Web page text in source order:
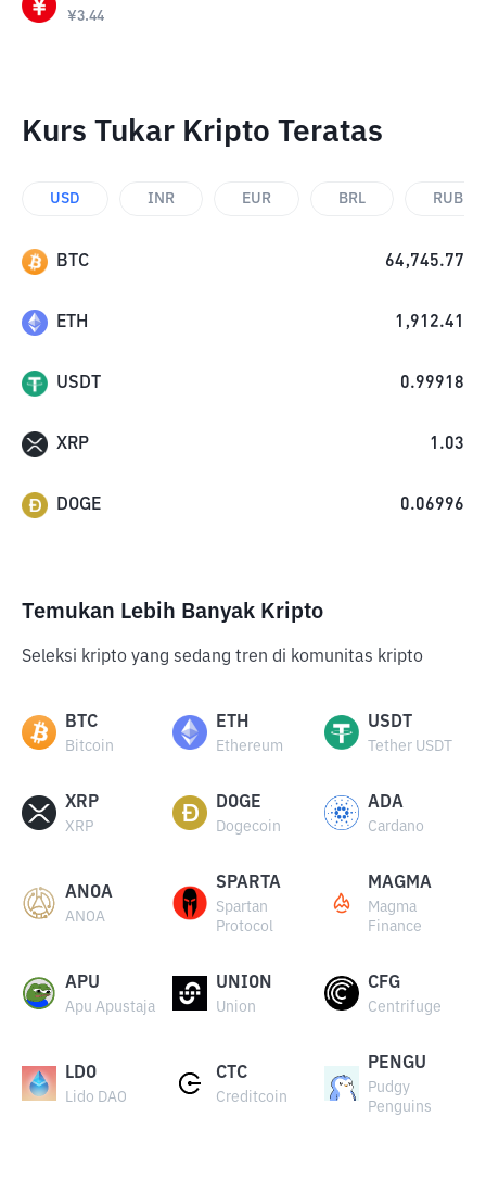
¥3.44
Kurs Tukar Kripto Teratas
USD INR EUR BRL RUB
BTC 64,745.77
ETH 1,912.41
USDT 0.99918
XRP 1.03
DOGE 0.06996
Temukan Lebih Banyak Kripto
Seleksi kripto yang sedang tren di komunitas kripto
BTC
Bitcoin
ETH
Ethereum
USDT
Tether USDT
XRP
XRP
DOGE
Dogecoin
ADA
Cardano
ANOA
ANOA
SPARTA
Spartan
Protocol
MAGMA
Magma
Finance
APU
Apu Apustaja
UNION
Union
CFG
Centrifuge
LDO
Lido DAO
CTC
Creditcoin
PENGU
Pudgy
Penguins